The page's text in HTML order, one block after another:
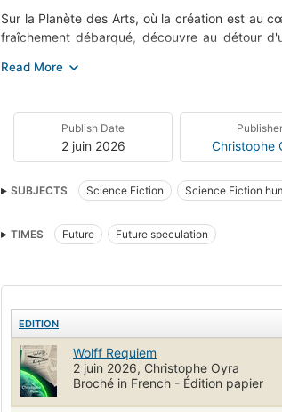
Sur la Planète des Arts, où la création est au
fraîchement débarqué, découvre au détour
Cette quête l’amènera à croiser les
Roman de science‑fiction humaniste, héritier
d'artistes sur fond d'utopie, dont l'écho se
Publish Date
2 juin 2026
Publisher
Christophe
SUBJECTS Science Fiction Science Fiction
Science Fiction spéculative
Exoplanète
TIMES Future Future speculation
EDITION
Wolff Requiem
2 juin 2026, Christophe Oyra
Broché in French - Édition papier